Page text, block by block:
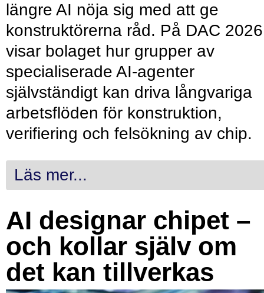
längre AI nöja sig med att ge
konstruktörerna råd. På DAC 2026
visar bolaget hur grupper av
specialiserade AI-agenter
självständigt kan driva långvariga
arbetsflöden för konstruktion,
verifiering och felsökning av chip.
Läs mer...
AI designar chipet –
och kollar själv om
det kan tillverkas